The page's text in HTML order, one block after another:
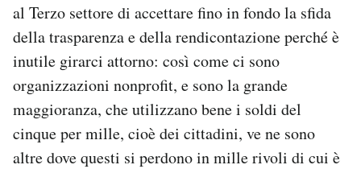
al Terzo settore di accettare fino in fondo la sfida
della trasparenza e della rendicontazione perché è
inutile girarci attorno: così come ci sono
organizzazioni nonprofit, e sono la grande
maggioranza, che utilizzano bene i soldi del
cinque per mille, cioè dei cittadini, ve ne sono
altre dove questi si perdono in mille rivoli di cui è